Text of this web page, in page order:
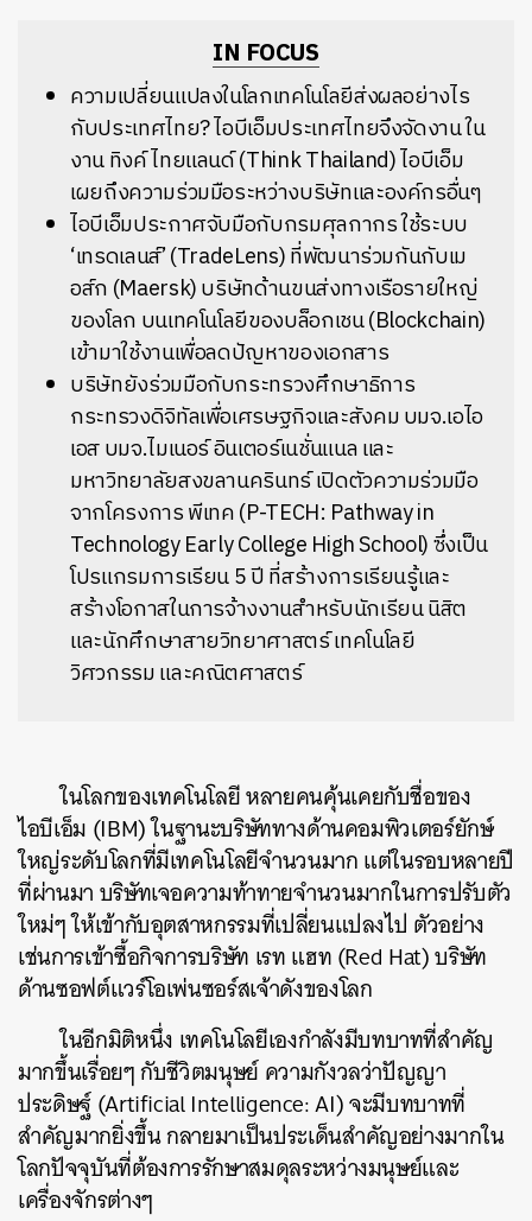
IN FOCUS
ความเปลี่ยนแปลงในโลกเทคโนโลยีส่งผลอย่างไร
กับประเทศไทย? ไอบีเอ็มประเทศไทยจึงจัดงานใน
งาน ทิงค์ ไทยแลนด์ (Think Thailand) ไอบีเอ็ม
เผยถึงความร่วมมือระหว่างบริษัทและองค์กรอื่นๆ
ไอบีเอ็มประกาศจับมือกับกรมศุลกากร ใช้ระบบ
‘เทรดเลนส์’ (TradeLens) ที่พัฒนาร่วมกันกับเม
อส์ก (Maersk) บริษัทด้านขนส่งทางเรือรายใหญ่
ของโลก บนเทคโนโลยีของบล็อกเชน (Blockchain)
เข้ามาใช้งานเพื่อลดปัญหาของเอกสาร
บริษัทยังร่วมมือกับกระทรวงศึกษาธิการ
กระทรวงดิจิทัลเพื่อเศรษฐกิจและสังคม บมจ.เอไอ
เอส บมจ.ไมเนอร์ อินเตอร์เนชั่นแนล และ
มหาวิทยาลัยสงขลานครินทร์ เปิดตัวความร่วมมือ
จากโครงการ พีเทค (P-TECH: Pathway in
Technology Early College High School)ซึ่งเป็น
โปรแกรมการเรียน 5 ปี ที่สร้างการเรียนรู้และ
สร้างโอกาสในการจ้างงานสำหรับนักเรียน นิสิต
และนักศึกษาสายวิทยาศาสตร์ เทคโนโลยี
วิศวกรรม และคณิตศาสตร์
ในโลกของเทคโนโลยี หลายคนคุ้นเคยกับชื่อของ
ไอบีเอ็ม (IBM) ในฐานะบริษัททางด้านคอมพิวเตอร์ยักษ์
ใหญ่ระดับโลกที่มีเทคโนโลยีจำนวนมาก แต่ในรอบหลายปี
ที่ผ่านมา บริษัทเจอความท้าทายจำนวนมากในการปรับตัว
ใหม่ๆ ให้เข้ากับอุตสาหกรรมที่เปลี่ยนแปลงไป ตัวอย่าง
เช่นการเข้าซื้อกิจการบริษัท เรท แฮท (Red Hat) บริษัท
ด้านซอฟต์แวร์โอเพ่นซอร์สเจ้าดังของโลก
ในอีกมิติหนึ่ง เทคโนโลยีเองกำลังมีบทบาทที่สำคัญ
มากขึ้นเรื่อยๆ กับชีวิตมนุษย์ ความกังวลว่าปัญญา
ประดิษฐ์ (Artificial Intelligence: AI) จะมีบทบาทที่
สำคัญมากยิ่งขึ้น กลายมาเป็นประเด็นสำคัญอย่างมากใน
โลกปัจจุบันที่ต้องการรักษาสมดุลระหว่างมนุษย์และ
เครื่องจักรต่างๆ